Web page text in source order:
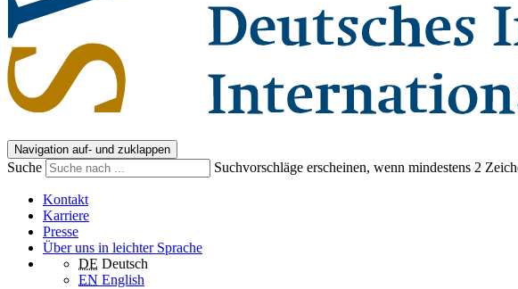
Navigation auf- und zuklappen
Suche Suchvorschläge erscheinen, wenn mindestens 2
Kontakt
Karriere
Presse
Über uns in leichter Sprache
DE Deutsch
EN English